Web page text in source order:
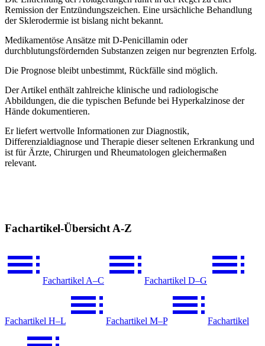
Remission der Entzündungszeichen. Eine ursächliche Behandlung
der Sklerodermie ist bislang nicht bekannt.
Medikamentöse Ansätze mit D-Penicillamin oder
durchblutungsfördernden Substanzen zeigen nur begrenzten Erfolg.
Die Prognose bleibt unbestimmt, Rückfälle sind möglich.
Der Artikel enthält zahlreiche klinische und radiologische
Abbildungen, die die typischen Befunde bei Hyperkalzinose der
Hände dokumentieren.
Er liefert wertvolle Informationen zur Diagnostik,
Differenzialdiagnose und Therapie dieser seltenen Erkrankung und
ist für Ärzte, Chirurgen und Rheumatologen gleichermaßen
relevant.
Fachartikel-Übersicht A-Z
Fachartikel A–C Fachartikel D–G
Fachartikel H–L Fachartikel M–P Fachartikel